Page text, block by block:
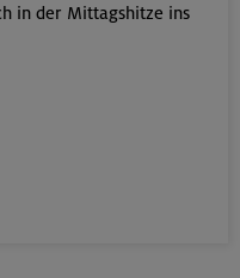
Horn 3133
in der Mittagshitze ins